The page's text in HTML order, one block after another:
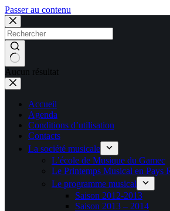
Passer au contenu
Aucun résultat
Accueil
Agenda
Conditions d’utilisation
Contacts
La société musicale
L’école de Musique du Gamec
Le Printemps Musical en Pays
Le programme musical
Saison 2012-2013
Saison 2013 – 2014